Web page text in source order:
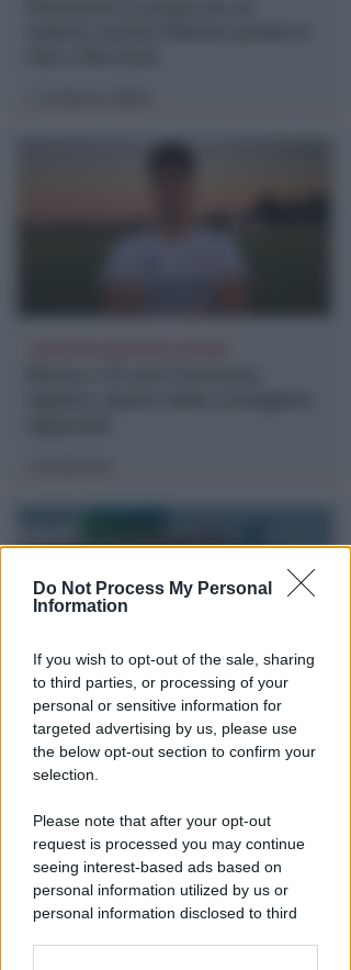
Do Not Process My Personal
Information
If you wish to opt-out of the sale, sharing
to third parties, or processing of your
personal or sensitive information for
targeted advertising by us, please use
the below opt-out section to confirm your
selection.
Please note that after your opt-out
request is processed you may continue
seeing interest-based ads based on
personal information utilized by us or
personal information disclosed to third
UN 2026 SPARTIACQUE
Un semestre in crescita.
Presente, futuro e "nodi" da